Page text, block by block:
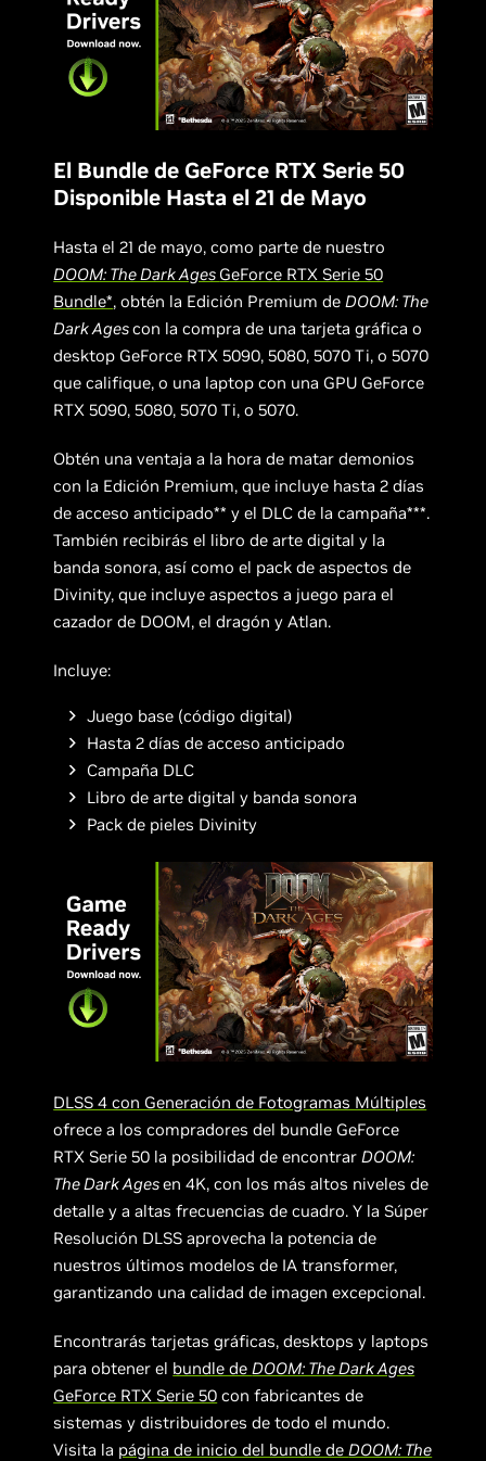
El Bundle de GeForce RTX Serie 50
Disponible Hasta el 21 de Mayo
Hasta el 21 de mayo, como parte de nuestro
DOOM: The Dark Ages GeForce RTX Serie 50
Bundle*, obtén la Edición Premium deDOOM: The
Dark Agescon la compra de una tarjeta gráfica o
desktop GeForce RTX 5090, 5080, 5070 Ti, o 5070
que califique, o una laptop con una GPU GeForce
RTX 5090, 5080, 5070 Ti, o 5070.
Obtén una ventaja a la hora de matar demonios
con la Edición Premium, que incluye hasta 2 días
de acceso anticipado** y el DLC de la campaña***.
También recibirás el libro de arte digital y la
banda sonora, así como el pack de aspectos de
Divinity, que incluye aspectos a juego para el
cazador de DOOM, el dragón y Atlan.
Incluye:
Juego base (código digital)
Hasta 2 días de acceso anticipado
Campaña DLC
Libro de arte digital y banda sonora
Pack de pieles Divinity
DLSS 4 con Generación de Fotogramas Múltiples
ofrece a los compradores del bundle GeForce
RTX Serie 50 la posibilidad de encontrar DOOM:
The Dark Agesen 4K, con los más altos niveles de
detalle y a altas frecuencias de cuadro. Y la Súper
Resolución DLSS aprovecha la potencia de
nuestros últimos modelos de IA transformer,
garantizando una calidad de imagen excepcional.
Encontrarás tarjetas gráficas, desktops y laptops
para obtener el bundle de DOOM: The Dark Ages
GeForce RTX Serie 50 con fabricantes de
sistemas y distribuidores de todo el mundo.
Visita la página de inicio del bundle de DOOM: The